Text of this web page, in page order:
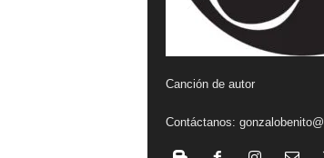
t
Canción de autor
Contáctanos: gonzalobenito@